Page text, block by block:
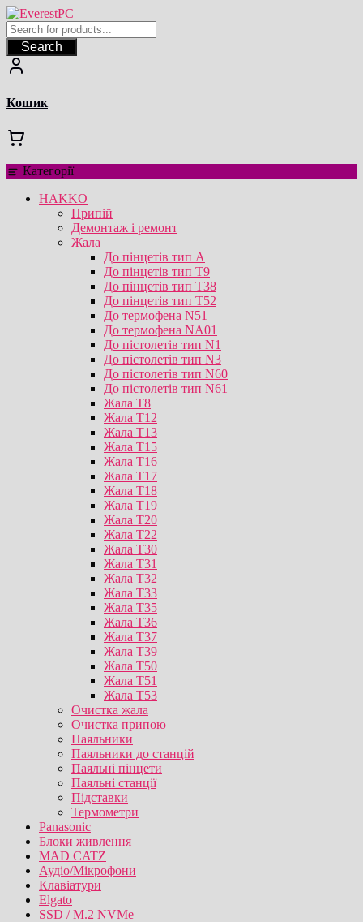
Перейти
до
вмісту
Search
Кошик
Категорії
HAKKO
Припій
Демонтаж і ремонт
Жала
До пінцетів тип А
До пінцетів тип T9
До пінцетів тип T38
До пінцетів тип T52
До термофена N51
До термофена NA01
До пістолетів тип N1
До пістолетів тип N3
До пістолетів тип N60
До пістолетів тип N61
Жала T8
Жала T12
Жала T13
Жала T15
Жала T16
Жала T17
Жала T18
Жала T19
Жала T20
Жала T22
Жала T30
Жала T31
Жала T32
Жала T33
Жала T35
Жала T36
Жала T37
Жала T39
Жала T50
Жала T51
Жала T53
Очистка жала
Очистка припою
Паяльники
Паяльники до станцій
Паяльні пінцети
Паяльні станції
Підставки
Термометри
Panasonic
Блоки живлення
MAD CATZ
Аудіо/Мікрофони
Клавіатури
Elgato
SSD / M.2 NVMe